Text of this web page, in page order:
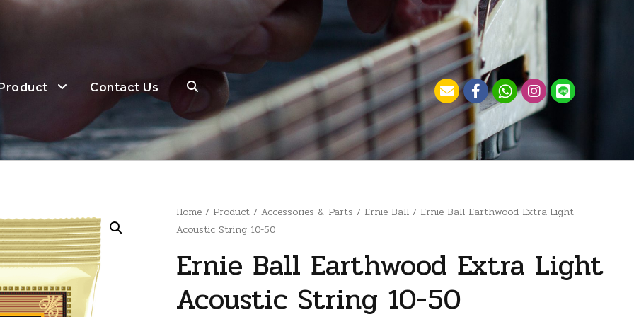
Contact Us
Home / Product /Accessories & Parts / Ernie Ball / Ernie Ball Earthwood Extra Light
Acoustic String 10-50
Ernie Ball Earthwood Extra Light
Acoustic String 10-50